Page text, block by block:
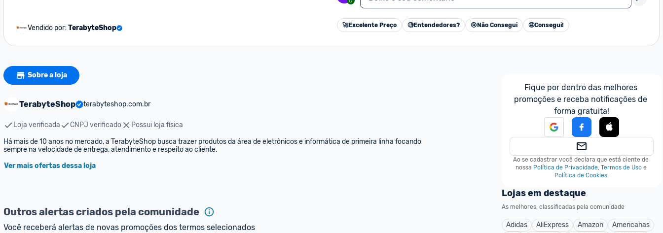
Vendido por: TerabyteShop 🚀Excelente Preço 🧐Entendedores? 😢 Não Consegui 🤩Consegui!
Sobre a loja
TerabyteShop terabyteshop.com.br
Loja verificada CNPJ verificado
Possui loja física
Há mais de 10 anos no mercado, a TerabyteShop busca trazer produtos da área de eletrônicos e informática de primeira linha focando
sempre na velocidade de entrega, atendimento e respeito ao cliente.
Ver mais ofertas dessa loja
Outros alertas criados pela comunidade
Você receberá alertas de novas promoções dos termos selecionados
Fique por dentro das melhores
promoções e receba notificações de
forma gratuita!
Ao se cadastrar você declara que está ciente de
nossa Política de Privacidade, Termos de Uso e
Política de Cookies.
Lojas em destaque
As melhores, classificadas pela comunidade
Adidas AliExpress Amazon
Americanas